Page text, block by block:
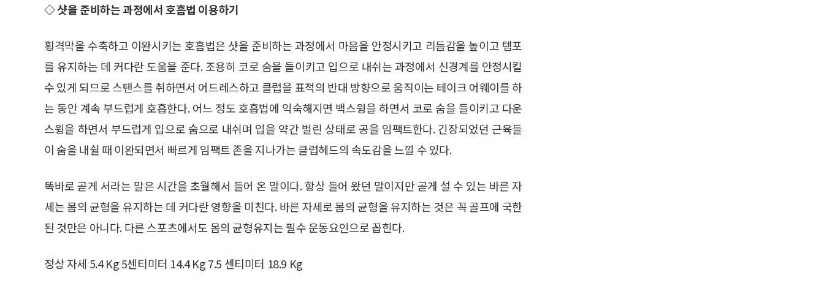
◇ 샷을 준비하는 과정에서 호흡법 이용하기
횡격막을 수축하고 이완시키는 호흡법은 샷을 준비하는 과정에서 마음을 안정시키고 리듬감을 높이고 템포
를 유지하는 데 커다란 도움을 준다. 조용히 코로 숨을 들이키고 입으로 내쉬는 과정에서 신경계를 안정시킬
수 있게 되므로 스탠스를 취하면서 어드레스하고 클럽을 표적의 반대 방향으로 움직이는 테이크 어웨이를 하
는 동안 계속 부드럽게 호흡한다. 어느 정도 호흡법에 익숙해지면 백스윙을 하면서 코로 숨을 들이키고 다운
스윙을 하면서 부드럽게 입으로 숨으로 내쉬며 입을 약간 벌린 상태로 공을 임팩트한다. 긴장되었던 근육들
이 숨을 내쉴 때 이완되면서 빠르게 임팩트 존을 지나가는 클럽헤드의 속도감을 느낄 수 있다.
똑바로 곧게 서라는 말은 시간을 초월해서 들어 온 말이다. 항상 들어 왔던 말이지만 곧게 설 수 있는 바른 자
세는 몸의 균형을 유지하는 데 커다란 영향을 미친다. 바른 자세로 몸의 균형을 유지하는 것은 꼭 골프에 국한
된 것만은 아니다. 다른 스포츠에서도 몸의 균형유지는 필수 운동요인으로 꼽힌다.
정상 자세 5.4 Kg 5센티미터 14.4 Kg 7.5 센티미터 18.9 Kg